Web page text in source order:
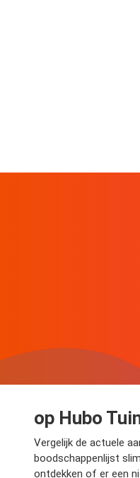
op Hubo
Vergelijk de actuele
boodschappenlijst
ontdekken of er een